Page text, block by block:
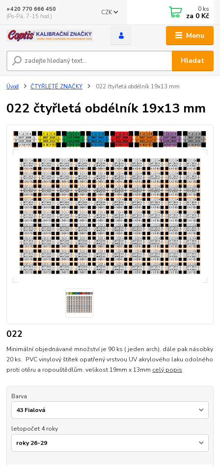
Menu
CZK
Hledat
+420 770 666 450
(Po-Pá, 7-15 hod.)
0 ks
za 0 Kč
Úvod ČTYŘLETÉ ZNAČKY 022 čtyřletá obdélník 19x13 mm
022 čtyřletá obdélník 19x13 mm
022
Minimální objednávané množství je 90 ks ( jeden arch). dále pak násobky
20 ks. PVC vinylový štítek opatřený vrstvou UV akrylového laku odolného
proti otěru a ropouštědlům. velikost 19mm x 13mm celý popis
Barva
letopočet 4 roky